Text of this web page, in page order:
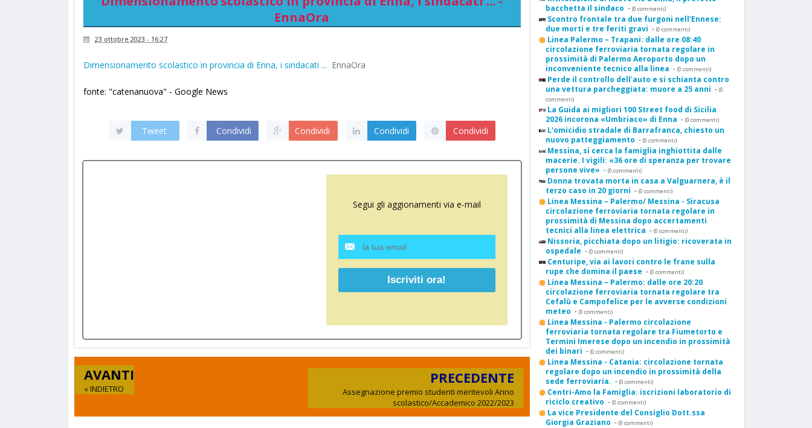
EnnaOra
23 ottobre 2023 - 16:27
Dimensionamento scolastico in provincia di Enna, i sindacati ... EnnaOra
fonte: "catenanuova" - Google News
Tweet Condividi Condividi Condividi Condividi
Segui gli aggionamenti via e-mail
AVANTI
« INDIETRO
PRECEDENTE
Assegnazione premio studenti meritevoli Anno
scolastico/Accademico 2022/2023
bacchetta il sindaco - (0 commenti)
Scontro frontale tra due furgoni nell'Ennese:
due morti e tre feriti gravi - (0 commenti)
Linea Palermo – Trapani: dalle ore 08:40
circolazione ferroviaria tornata regolare in
prossimità di Palermo Aeroporto dopo un
inconveniente tecnico alla linea - (0 commenti)
Perde il controllo dell'auto e si schianta contro
una vettura parcheggiata: muore a 25 anni - (0
commenti)
La Guida ai migliori 100 Street food di Sicilia
2026 incorona «Umbriaco» di Enna - (0 commenti)
L'omicidio stradale di Barrafranca, chiesto un
nuovo patteggiamento - (0 commenti)
Messina, si cerca la famiglia inghiottita dalle
macerie. I vigili: «36 ore di speranza per trovare
persone vive» - (0 commenti)
Donna trovata morta in casa a Valguarnera, è il
terzo caso in 20 giorni - (0 commenti)
Linea Messina – Palermo/ Messina - Siracusa
circolazione ferroviaria tornata regolare in
prossimità di Messina dopo accertamenti
tecnici alla linea elettrica - (0 commenti)
Nissoria, picchiata dopo un litigio: ricoverata in
ospedale - (0 commenti)
Centuripe, via ai lavori contro le frane sulla
rupe che domina il paese - (0 commenti)
Linea Messina – Palermo: dalle ore 20:20
circolazione ferroviaria tornata regolare tra
Cefalù e Campofelice per le avverse condizioni
meteo - (0 commenti)
Linea Messina - Palermo circolazione
ferroviaria tornata regolare tra Fiumetorto e
Termini Imerese dopo un incendio in prossimità
dei binari - (0 commenti)
Linea Messina - Catania: circolazione tornata
regolare dopo un incendio in prossimità della
sede ferroviaria. - (0 commenti)
Centri-Amo la Famiglia: iscrizioni laboratorio di
riciclo creativo - (0 commenti)
La vice Presidente del Consiglio Dott.ssa
Giorgia Graziano - (0 commenti)